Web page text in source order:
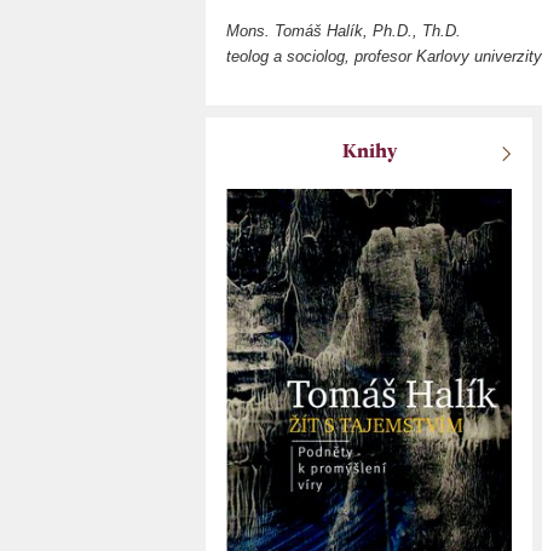
Mons. Tomáš Halík, Ph.D., Th.D.
teolog a sociolog, profesor Karlovy
Knihy